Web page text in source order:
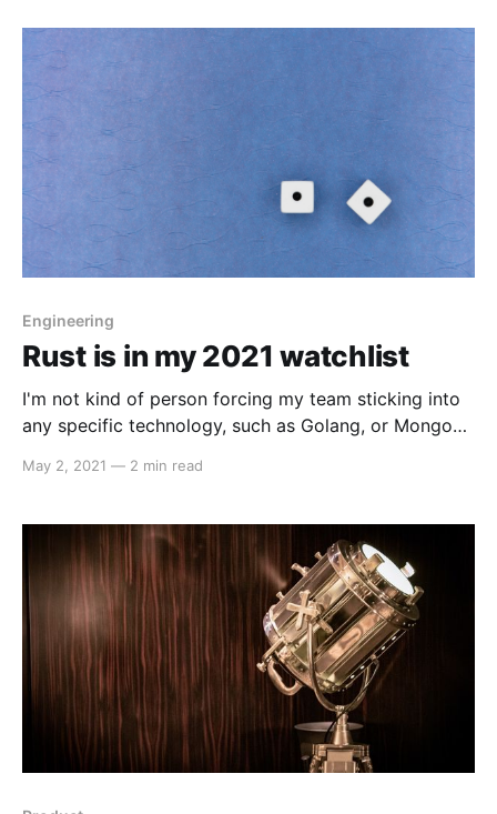
have to pay off for our imperfect technical solution
when
Engineering
Rust is in my 2021 watchlist
I'm not kind of person forcing my team sticking into
any specific technology, such as Golang, or Mongodb
for a specific problem, we can't rely one-fit-all
I can say I am quite neutral
May 2, 2021 — 2 min read